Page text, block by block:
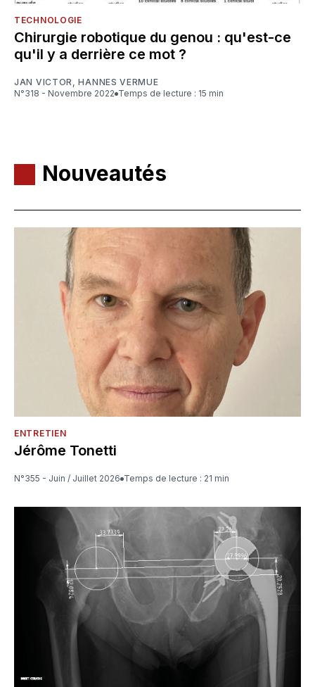
TECHNOLOGIE
Chirurgie robotique du genou : qu'est-ce
qu'il y a derrière ce mot ?
JAN VICTOR,HANNES VERMUE
N°318 - Novembre 2022
Temps de lecture : 15 min
Nouveautés
ENTRETIEN
Jérôme Tonetti
N°355 - Juin / Juillet 2026 Temps de lecture : 21 min